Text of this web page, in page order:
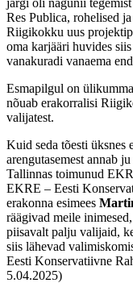
Res Publica, rohelised
Riigikokku uus
oma karjääri huvides
vanakuradi vanaema
Esmapilgul on
nõuab erakorralisi
valijatest.
Kuid seda tõesti üksnes
arengutasemest annab
Tallinnas toimunud
EKRE – Eesti
erakonna esimees
räägivad meile
piisavalt palju valijaid,
siis lähevad
Eesti Konservatiivne
5.04.2025)